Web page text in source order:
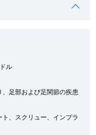
ル
足部および足関節の疾患
、スクリュー、インプラ